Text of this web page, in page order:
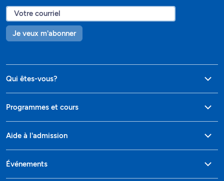
Je veux m'abonner
Qui êtes-vous?
Programmes et cours
Aide à l'admission
Événements